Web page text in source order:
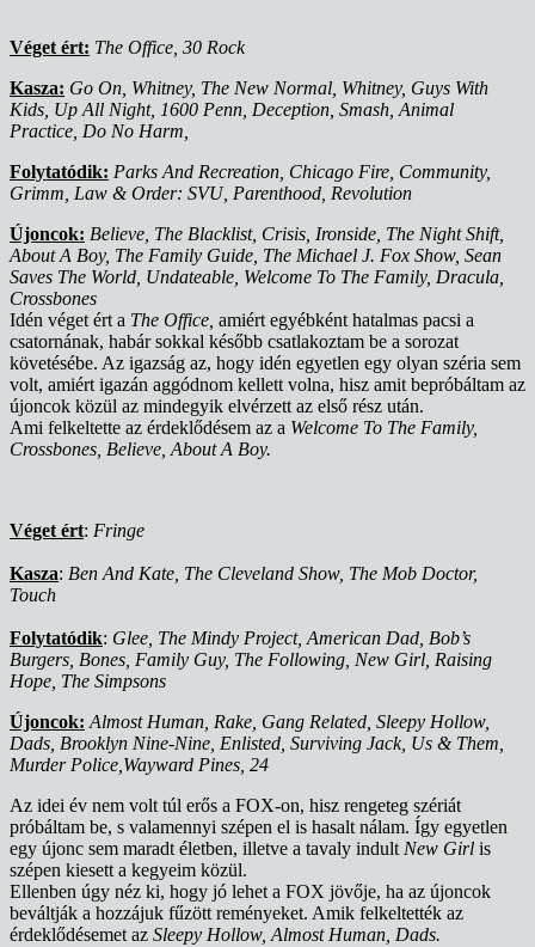
Véget ért: The Office, 30 Rock
Kasza: Go On, Whitney, The New Normal, Whitney, Guys With
Kids, Up All Night, 1600 Penn, Deception, Smash, Animal
Practice, Do No Harm,
Folytatódik: Parks And Recreation, Chicago Fire, Community,
Grimm, Law & Order: SVU, Parenthood, Revolution
Újoncok: Believe, The Blacklist, Crisis, Ironside, The Night Shift,
About A Boy, The Family Guide, The Michael J. Fox Show, Sean
Saves The World, Undateable, Welcome To The Family, Dracula,
Crossbones
Idén véget ért a The Office, amiért egyébként hatalmas pacsi a
csatornának, habár sokkal később csatlakoztam be a sorozat
követésébe. Az igazság az, hogy idén egyetlen egy olyan széria sem
volt, amiért igazán aggódnom kellett volna, hisz amit bepróbáltam az
újoncok közül az mindegyik elvérzett az első rész után.
Ami felkeltette az érdeklődésem az a Welcome To The Family,
Crossbones, Believe, About A Boy.
Véget ért: Fringe
Kasza: Ben And Kate, The Cleveland Show, The Mob Doctor,
Touch
Folytatódik: Glee, The Mindy Project, American Dad, Bob’s
Burgers, Bones, Family Guy, The Following, New Girl, Raising
Hope, The Simpsons
Újoncok: Almost Human, Rake, Gang Related, Sleepy Hollow,
Dads, Brooklyn Nine-Nine, Enlisted, Surviving Jack, Us & Them,
Murder Police,Wayward Pines, 24
Az idei év nem volt túl erős a FOX-on, hisz rengeteg szériát
próbáltam be, s valamennyi szépen el is hasalt nálam. Így egyetlen
egy újonc sem maradt életben, illetve a tavaly indult New Girl is
szépen kiesett a kegyeim közül.
Ellenben úgy néz ki, hogy jó lehet a FOX jövője, ha az újoncok
beváltják a hozzájuk fűzött reményeket. Amik felkeltették az
érdeklődésemet az Sleepy Hollow, Almost Human, Dads.